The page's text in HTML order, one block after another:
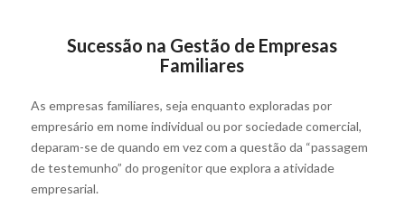
Sucessão na Gestão de Empresas
Familiares
As empresas familiares, seja enquanto exploradas por
empresário em nome individual ou por sociedade comercial,
deparam-se de quando em vez com a questão da “passagem
de testemunho” do progenitor que explora a atividade
empresarial.